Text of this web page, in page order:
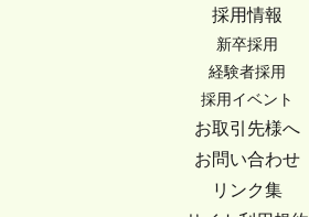
採用情報
新卒採用
経験者採用
採用イベント
お取引先様へ
お問い合わせ
リンク集